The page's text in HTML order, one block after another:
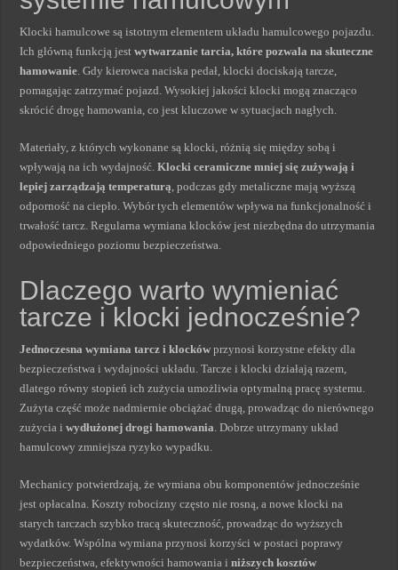
Klocki hamulcowe są istotnym elementem układu hamulcowego pojazdu.
Ich główną funkcją jestwytwarzanie tarcia, które pozwala na skuteczne
hamowanie. Gdy kierowca naciska pedał, klocki dociskają tarcze,
pomagając zatrzymać pojazd. Wysokiej jakości klocki mogą znacząco
skrócić drogę hamowania, co jest kluczowe w sytuacjach nagłych.
Materiały, z których wykonane są klocki, różnią się między sobą i
wpływają na ich wydajność.Klocki ceramiczne mniej się zużywają i
lepiej zarządzają temperaturą, podczas gdy metaliczne mają wyższą
odporność na ciepło. Wybór tych elementów wpływa na funkcjonalność i
trwałość tarcz. Regularna wymiana klocków jest niezbędna do utrzymania
odpowiedniego poziomu bezpieczeństwa.
Dlaczego warto wymieniać
tarcze i klocki jednocześnie?
Jednoczesna wymiana tarcz i klocków przynosi korzystne efekty dla
bezpieczeństwa i wydajności układu. Tarcze i klocki działają razem,
dlatego równy stopień ich zużycia umożliwia optymalną pracę systemu.
Zużyta część może nadmiernie obciążać drugą, prowadząc do nierównego
zużycia iwydłużonej drogi hamowania. Dobrze utrzymany układ
hamulcowy zmniejsza ryzyko wypadku.
Mechanicy potwierdzają, że wymiana obu komponentów jednocześnie
jest opłacalna. Koszty robocizny często nie rosną, a nowe klocki na
starych tarczach szybko tracą skuteczność, prowadząc do wyższych
wydatków. Wspólna wymiana przynosi korzyści w postaci poprawy
bezpieczeństwa, efektywności hamowania iniższych kosztów